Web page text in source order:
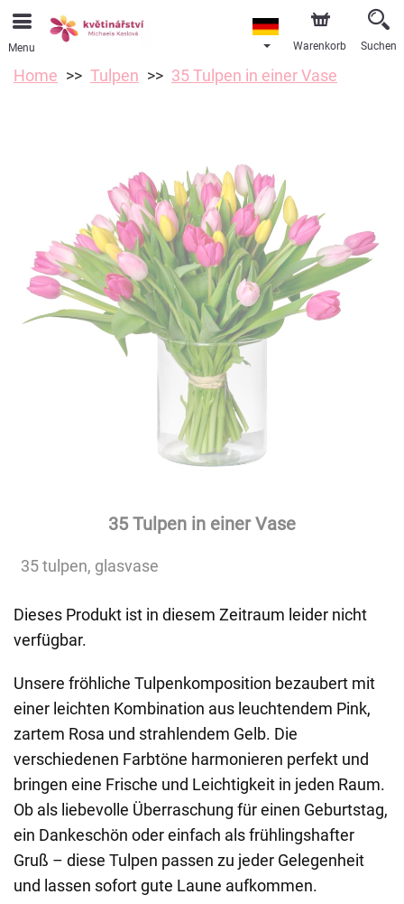
Menu Warenkorb Suchen
Home Tulpen 35 Tulpen in einer Vase
35 Tulpen in einer Vase
35 tulpen, glasvase
Dieses Produkt ist in diesem Zeitraum leider nicht
verfügbar.
Unsere fröhliche Tulpenkomposition bezaubert mit
einer leichten Kombination aus leuchtendem Pink,
zartem Rosa und strahlendem Gelb. Die
verschiedenen Farbtöne harmonieren perfekt und
bringen eine Frische und Leichtigkeit in jeden Raum.
Ob als liebevolle Überraschung für einen Geburtstag,
ein Dankeschön oder einfach als frühlingshafter
Gruß – diese Tulpen passen zu jeder Gelegenheit
und lassen sofort gute Laune aufkommen.